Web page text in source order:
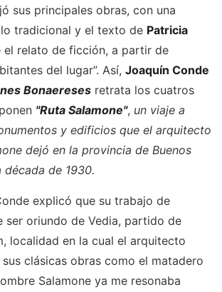
sus principales obras, con una
tradicional y el texto de Patricia
el relato de ficción, a partir de
del lugar”. Así, Joaquín Conde
Bonaereses retrata los cuatros
"Ruta Salamone", un viaje a
y edificios que el arquitecto
dejó en la provincia de Buenos
década de 1930.
explicó que su trabajo de
ser oriundo de Vedia, partido de
localidad en la cual el arquitecto
clásicas obras como el matadero
Salamone ya me resonaba